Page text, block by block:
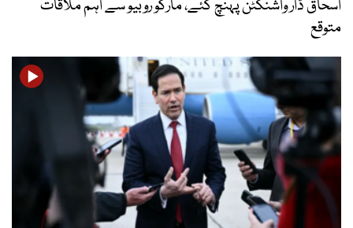
اسحاق ڈار واشنگٹن پہنچ گئے، مارکو روبیو سے اہم ملاقات
متوقع